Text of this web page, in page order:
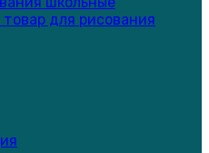
для рисования